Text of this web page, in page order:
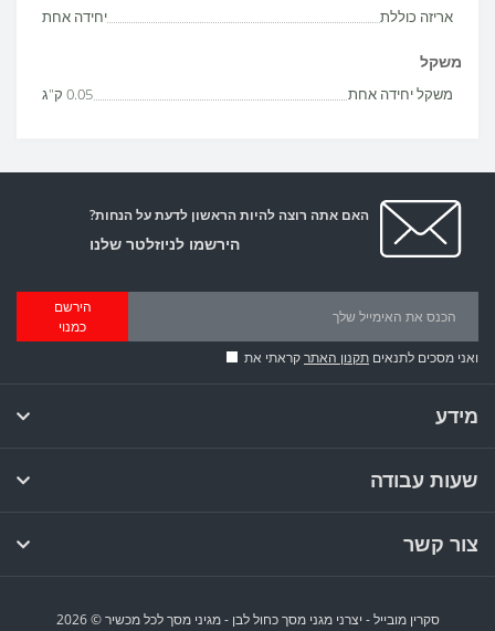
אריזה כוללת יחידה אחת
משקל
משקל יחידה אחת 0.05 ק"ג
האם אתה רוצה להיות הראשון לדעת על הנחות?
הירשמו לניוזלטר שלנו
הירשם
כמנוי
ואני מסכים לתנאים תקנון האתרקראתי את
מידע
שעות עבודה
צור קשר
סקרין מובייל - יצרני מגני מסך כחול לבן - מגיני מסך לכל מכשיר © 2026